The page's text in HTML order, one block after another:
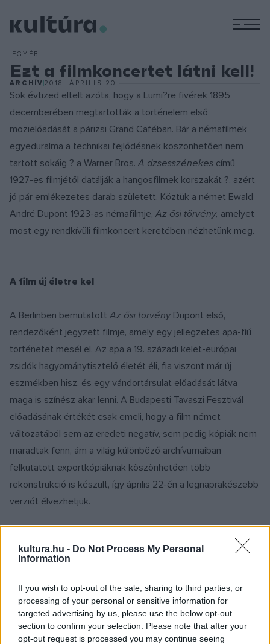
kultura.hu - Do Not Process My Personal
Information
If you wish to opt-out of the sale, sharing to third parties, or
processing of your personal or sensitive information for
targeted advertising by us, please use the below opt-out
section to confirm your selection. Please note that after your
opt-out request is processed you may continue seeing
EGYÉB
Ezt a filmkoncertet látni kell!
ARCHÍV2018. ÁPRILIS 20.
Sok évtized eltelt azóta, hogy a Lumi?re fivérek 1895
decemberében megtartották a történelem első
mozielőadását a párizsi Grand Caféban. Bár a némafilmek
egyeduralma a technikai fejlődésnek köszönhetően nem
tartott sokáig ? a Warner Bros.A dzsesszénekes című
1927-es filmjétől datálják a hangosfilmek korszakát ?, azért
jó pár emlékezetes darab született. Köztük a német Ewald
André Dupont 1923-as némafilmje,Az ősi törvény, amelyet
most egy rendkívüli filmkoncert keretében nézhetünk meg.
A film új életre kel
A Berlinben bemutatottAz ősi törvény Dupont első,
rendezőként jegyzett filmje, amely egy jellegzetes apa-fiú
történetet mesél el. Az apa a 19. századi kelet-európai
zsidók hagyománytisztelő életét éli, fia viszont már új
eszmékben hisz, és egy vándortársulat előadását látva
maga is színész akar lenni. A Budapesti Tavaszi Fesztivál
előadásának értékét csak emeli, hogy a film német
változatából sem az eredeti negatív, sem pedig kópiák nem
maradtak fenn, ám a világ különböző archívumaiban
felkutatott exportkópiáknak köszönhetően több
rekonstrukció is készült, így április 22-én a legnaprakészebb
verziót élvezhetjük.
Film-Kurierfolyóirat például többek közt kiemelte, hogy a
rendező milyen érzékletesen jeleníti meg a filmben a két,
egymástól merőben különböző világot. A gettómiliőt,
amelyet egy szinte áthatolhatatlan fal választ el a külvilágtól,